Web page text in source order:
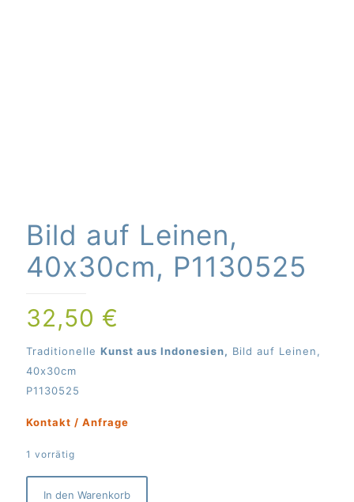
Bild auf Leinen,
40x30cm, P1130525
32,50 €
Traditionelle Kunst aus Indonesien, Bild auf Leinen,
40x30cm
P1130525
Kontakt / Anfrage
1 vorrätig
In den Warenkorb